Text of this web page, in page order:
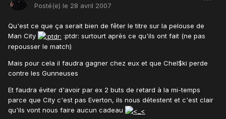
Posté(e) le 28 avril 2007
Qu'est ce que ça serait bien de fêter le titre sur la pelouse de
Man City
:ptdr: surtourt après ce qu'ils ont fait (ne pas
repousser le match)
Mais pour cela il faudra gagner chez eux et que Chel$ki perde
contre les Gunneuses
Et faudra éviter d'avoir par ex 2 buts de retard à la mi-temps
parce que City c'est pas Everton, ils nous détestent et c'est clair
qu'ils vont nous faire aucun cadeau